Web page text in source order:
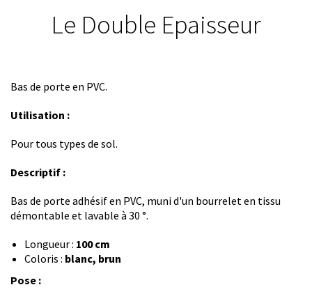
Le Double Epaisseur
Bas de porte en PVC.
Utilisation :
Pour tous types de sol.
Descriptif :
Bas de porte adhésif en PVC, muni d'un bourrelet en tissu
démontable et lavable à 30 °.
Longueur : 100 cm
Coloris : blanc, brun
Pose :